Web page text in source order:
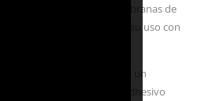
más rápidos que las membranas de
estándar y se recomienda su uso con
soporte de vellón
utiliza un
requiere el uso de un adhesivo